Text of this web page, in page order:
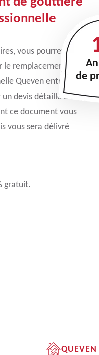
vous pourrez
remplacement de
Queven entretien,
un devis détaillé de la
ce document vous
vous sera délivré
gratuit.
de
QUEVEN